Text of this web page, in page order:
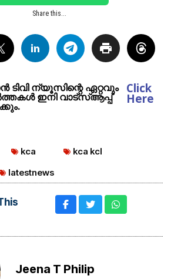
Share this...
ടിവി ന്യൂസിന്റെ ഏറ്റവും
ഇനി വാട്സ്ആപ്പ്
Click
Here
kca
kca kcl
latestnews
Jeena T Philip